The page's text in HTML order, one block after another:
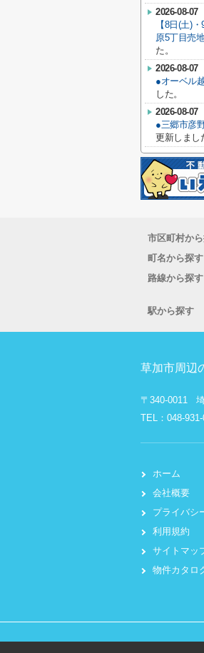
2026-08-07
【8日(土)
原5丁目売
た。
2026-08-07
●オーベル
した。
2026-08-07
●三郷市彦
更新しまし
市区町村か
町名から探す
路線から探す
駅から探す
草加市周辺
〒340-0011
TEL：048-
ホーム
会社概要
プライバシ
利用規約
サイトマッ
物件カタロ